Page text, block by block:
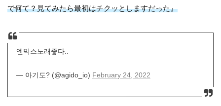
で何て？見てみたら最初はチクッとしますだった』
엔믹스노래좋다..
— 아기도? (@agido_io) February 24, 2022